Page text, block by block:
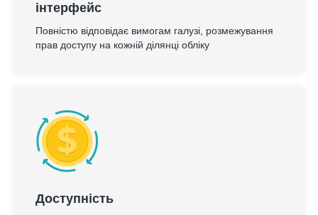
інтерфейс
Повністю відповідає вимогам галузі, розмежування
прав доступу на кожній ділянці обліку
Доступність